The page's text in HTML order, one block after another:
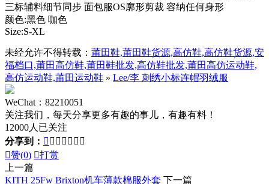
三标辅料细节同步 面包服OS廓形剪裁 容纳任何身形
颜色:黑色 咖色
Size:S-XL
未经允许不得转载： 莆田鞋,莆田鞋货源,高仿鞋,高仿鞋货源,安
福档口,莆田高仿鞋,莆田鞋批发,高仿鞋批发,莆田高仿运动鞋,
高仿运动鞋,莆田运动鞋 » Lee/李 刺绣小标连帽羽绒服
WeChat：82210051
关注我们，每天分享更多有趣的事儿，有趣有料！
12000人已关注
分享到：       
赞(0) 打赏
上一篇
KITH 25Fw Brixton机车薄款棉服外套 下一篇